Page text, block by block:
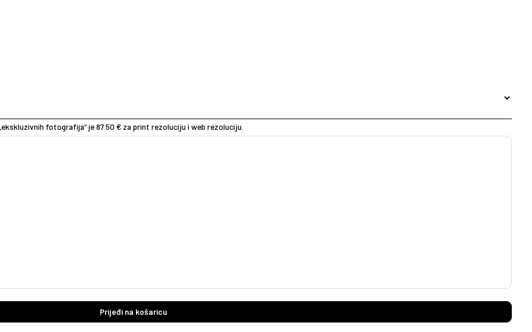
fotografija“ je 87.50 € za print rezoluciju i web rezoluciju.
Prijeđi na košaricu